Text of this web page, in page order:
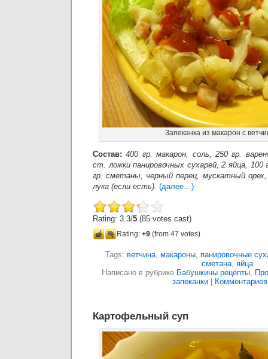
Запеканка из макарон с
Состав: 400 гр. макарон, соль, 250 гр.
ст. ложки панировочных сухарей, 2 яйца, 100
гр. сметаны, черный перец, мускатный орех,
лука (если есть). (далее…)
Rating: 3.3/5 (85 votes cast)
Rating: +9 (from 47 votes)
Tags: ветчина, макароны, панировочные
сметана, яйца
Написано в рубрике Бабушкины рецепты,
запеканки|
Картофельный суп